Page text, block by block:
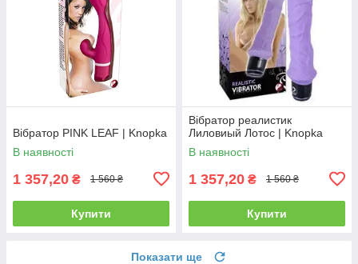
Вібратор PINK LEAF | Knopka
В наявності
1 357,20 ₴ 1 560 ₴
Купити
Вібратор реалистик
Лиловиый Лотос | Knopka
В наявності
1 357,20 ₴ 1 560 ₴
Купити
Показати ще